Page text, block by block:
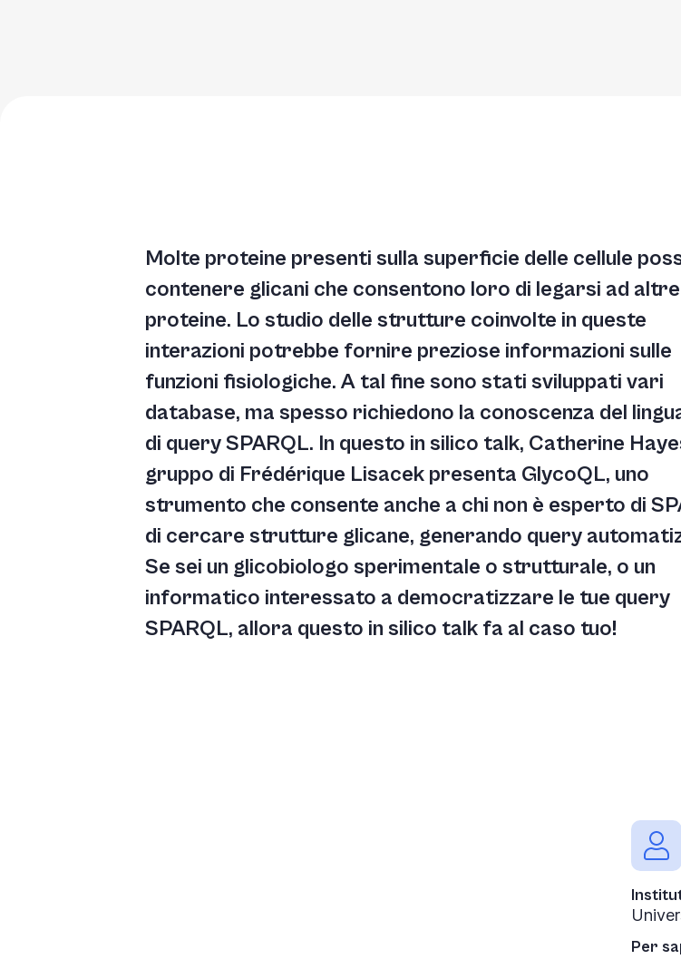
Molte proteine presenti sulla superficie delle cellule
contenere glicani che consentono loro di legarsi ad altre
proteine. Lo studio delle strutture coinvolte in queste
interazioni potrebbe fornire preziose informazioni sulle
funzioni fisiologiche. A tal fine sono stati sviluppati vari
database, ma spesso richiedono la conoscenza del
di query SPARQL. In questo in silico talk, Catherine
gruppo di Frédérique Lisacek presenta GlycoQL, uno
strumento che consente anche a chi non è esperto di
di cercare strutture glicane, generando query
Se sei un glicobiologo sperimentale o strutturale, o un
informatico interessato a democratizzare le tue query
SPARQL, allora questo in silico talk fa al caso tuo!
Per